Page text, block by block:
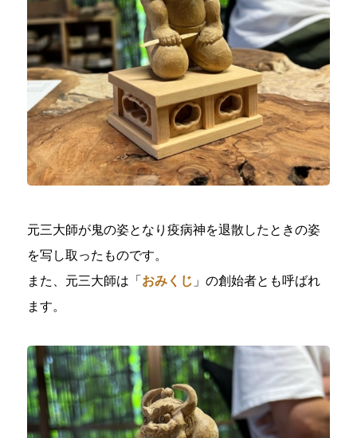
元三大師が鬼の姿となり疫病神を退散したときの姿
を写し取ったものです。
また、元三大師は「おみくじ 」の創始者とも呼ばれ
ます。